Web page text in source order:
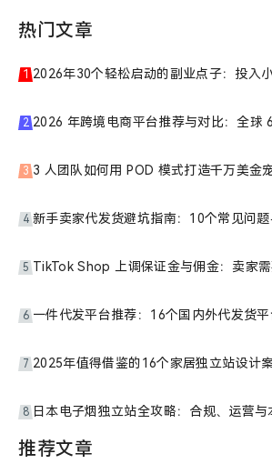
会！-
Shoplazza
热门文章
1 2026年30个轻松启动的副业点子：投入
2
3
4 新手卖家代发货避坑指南：10个常见问
5 TikTok Shop 上调保证金与佣金：卖家
6 一件代发平台推荐：16个国内外代发货平
7 2025年值得借鉴的16个家居独立站设计
8 日本电子烟独立站全攻略：合规、运营与
推荐文章